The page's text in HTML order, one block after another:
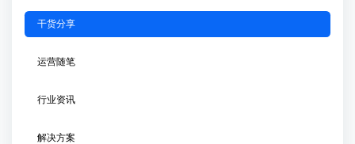
干货分享
运营随笔
行业资讯
解决方案